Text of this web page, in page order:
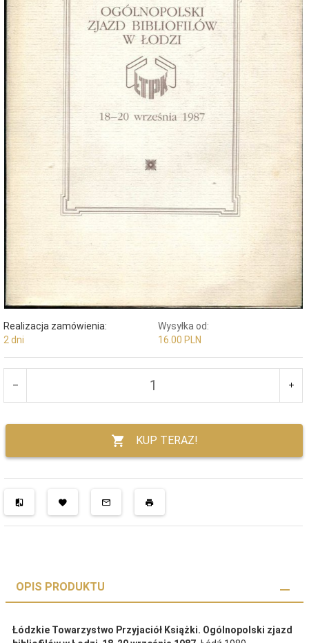
Realizacja zamówienia:
2 dni
Wysyłka od:
16.00 PLN
KUP TERAZ!
OPIS PRODUKTU
Łódzkie Towarzystwo Przyjaciół Książki. Ogólnopolski zjazd